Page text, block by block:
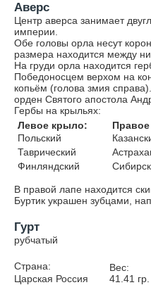
Аверс
Центр аверса занимает
империи.
Обе головы орла несут
размера находится между
На груди орла находится
Победоносцем верхом на
копьём (голова змия
орден Святого апостола
Гербы на крыльях:
Левое крыло:
Польский
Таврический
Финляндский
В правой лапе находится
Буртик украшен зубцами,
Гурт
рубчатый
Страна:
Царская Россия
Вес:
41.41 гр.